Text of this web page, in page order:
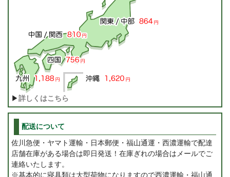
▶詳しくはこちら
配送について
佐川急便・ヤマト運輸・日本郵便・福山通運・西濃運輸で配達
店舗在庫がある場合は即日発送！在庫ぎれの場合はメールでご
連絡いたします。
※基本的に寝具類は大型荷物になりますので西濃運輸・福山通